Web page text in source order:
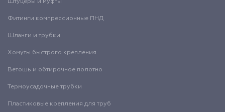
Штуцеры и муфты
Фитинги компрессионные ПНД
Шланги и трубки
Хомуты быстрого крепления
Ветошь и обтирочное полотно
Термоусадочные трубки
Пластиковые крепления для труб